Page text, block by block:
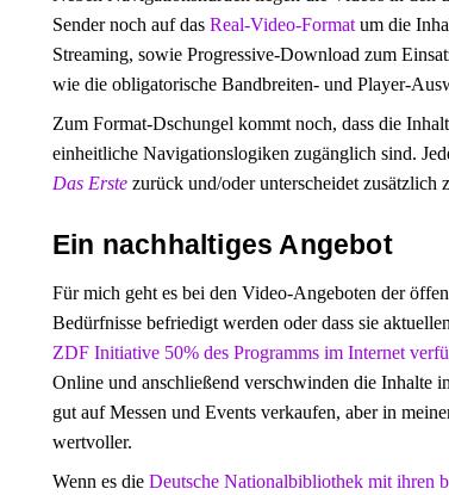
Sender noch auf das Real-Video-Format um die
Streaming, sowie Progressive-Download zum
wie die obligatorische Bandbreiten- und Player-
Zum Format-Dschungel kommt noch, dass die
einheitliche Navigationslogiken zugänglich sind.
Das Erste zurück und/oder unterscheidet
Ein nachhaltiges Angebot
Für mich geht es bei den Video-Angeboten der
Bedürfnisse befriedigt werden oder dass sie
ZDF Initiative 50% des Programms im Internet
Online und anschließend verschwinden die Inhalte
gut auf Messen und Events verkaufen, aber in
wertvoller.
Wenn es die Deutsche Nationalbibliothek mit ihren